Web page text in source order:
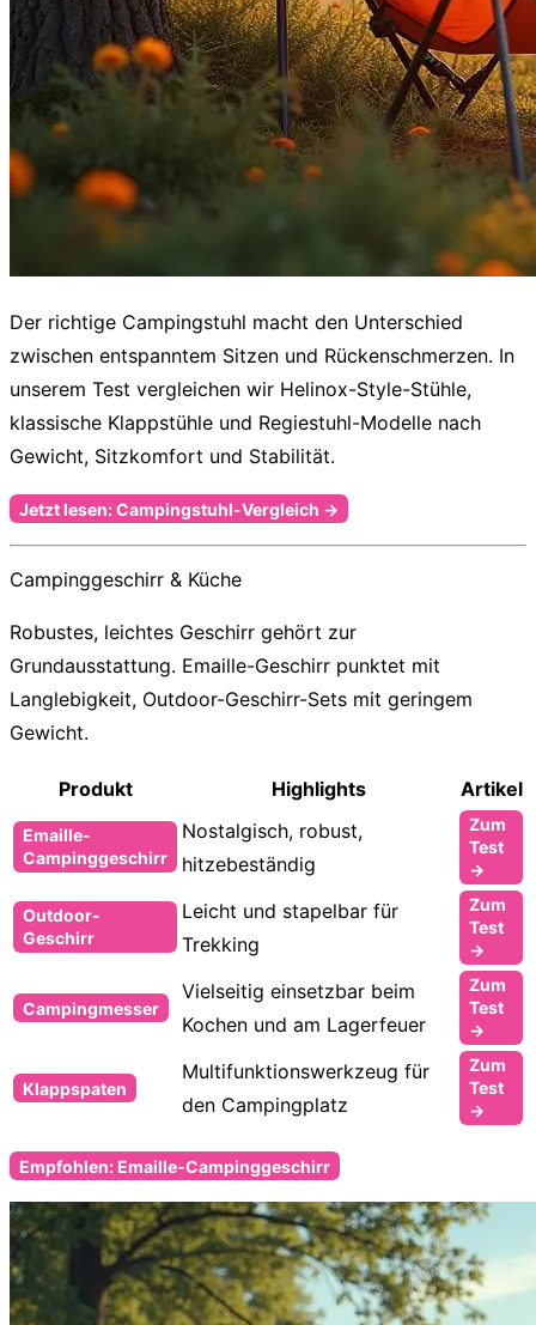
Der richtige Campingstuhl macht den Unterschied
zwischen entspanntem Sitzen und Rückenschmerzen. In
unserem Test vergleichen wir Helinox-Style-Stühle,
klassische Klappstühle und Regiestuhl-Modelle nach
Gewicht, Sitzkomfort und Stabilität.
Jetzt lesen: Campingstuhl-Vergleich →
Campinggeschirr & Küche
Robustes, leichtes Geschirr gehört zur
Grundausstattung. Emaille-Geschirr punktet mit
Langlebigkeit, Outdoor-Geschirr-Sets mit geringem
Gewicht.
Produkt Highlights Artikel
Emaille-
Campinggeschirr
Nostalgisch, robust,
hitzebeständig
Zum
Test
→
Outdoor-
Geschirr
Leicht und stapelbar für
Trekking
Zum
Test
→
Campingmesser
Vielseitig einsetzbar beim
Kochen und am Lagerfeuer
Zum
Test
→
Klappspaten
Multifunktionswerkzeug für
den Campingplatz
Zum
Test
→
Empfohlen: Emaille-Campinggeschirr